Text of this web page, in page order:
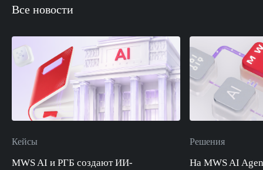
Все новости
Кейсы
MWS AI и РГБ создают ИИ-
Решения
На MWS AI